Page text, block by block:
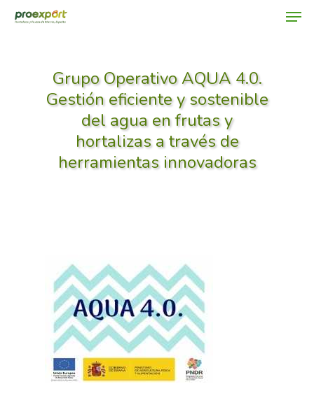
Hit enter to search or ESC to close
Grupo Operativo AQUA 4.0.
Gestión eficiente y sostenible
del agua en frutas y
hortalizas a través de
herramientas innovadoras